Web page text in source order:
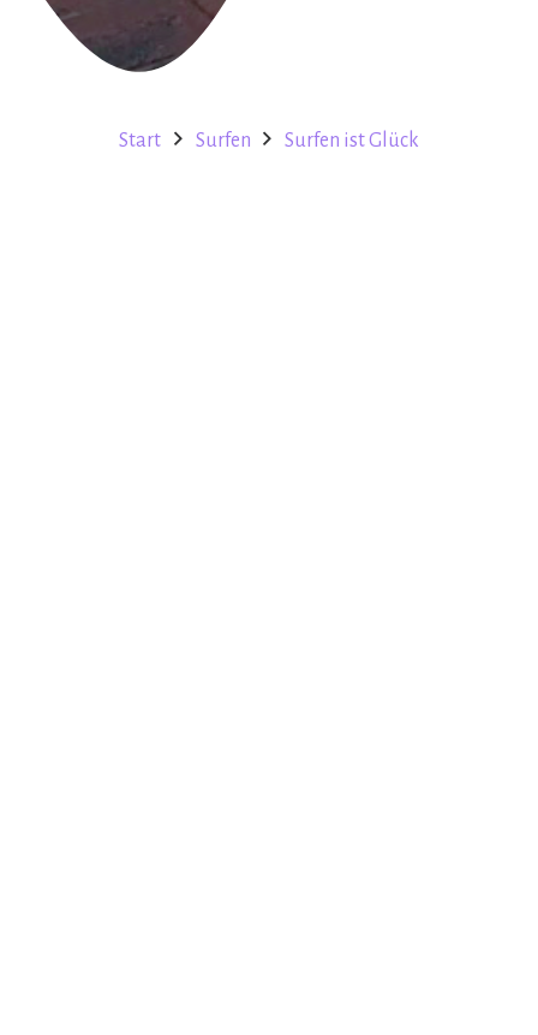
Start Surfen Surfen ist Glück